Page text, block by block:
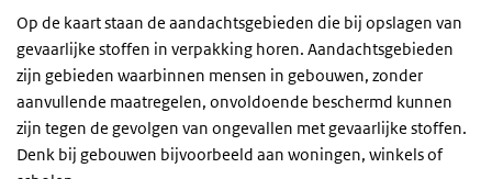
Op de kaart staan de aandachtsgebieden die bij opslagen van
gevaarlijke stoffen in verpakking horen. Aandachtsgebieden
zijn gebieden waarbinnen mensen in gebouwen, zonder
aanvullende maatregelen, onvoldoende beschermd kunnen
zijn tegen de gevolgen van ongevallen met gevaarlijke stoffen.
Denk bij gebouwen bijvoorbeeld aan woningen, winkels of